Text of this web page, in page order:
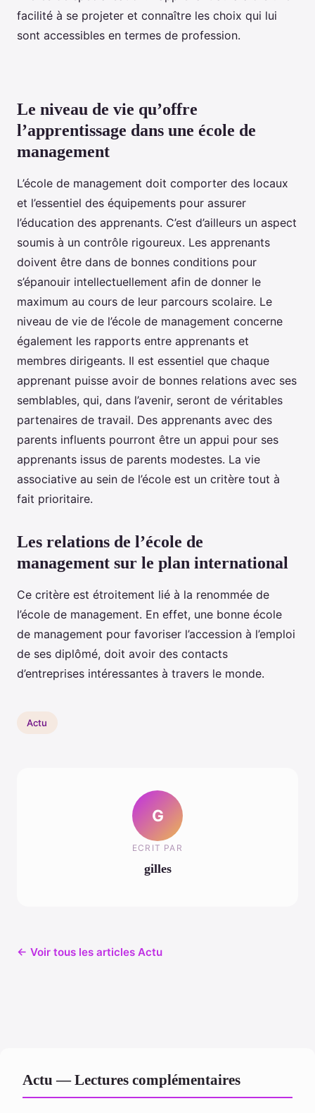
facilité à se projeter et connaître les choix qui lui
sont accessibles en termes de profession.
Le niveau de vie qu’offre
l’apprentissage dans une école de
management
L’école de management doit comporter des locaux
et l’essentiel des équipements pour assurer
l’éducation des apprenants. C’est d’ailleurs un aspect
soumis à un contrôle rigoureux. Les apprenants
doivent être dans de bonnes conditions pour
s’épanouir intellectuellement afin de donner le
maximum au cours de leur parcours scolaire. Le
niveau de vie de l’école de management concerne
également les rapports entre apprenants et
membres dirigeants. Il est essentiel que chaque
apprenant puisse avoir de bonnes relations avec ses
semblables, qui, dans l’avenir, seront de véritables
partenaires de travail. Des apprenants avec des
parents influents pourront être un appui pour ses
apprenants issus de parents modestes. La vie
associative au sein de l’école est un critère tout à
fait prioritaire.
Les relations de l’école de
management sur le plan international
Ce critère est étroitement lié à la renommée de
l’école de management. En effet, une bonne école
de management pour favoriser l’accession à l’emploi
de ses diplômé, doit avoir des contacts
d’entreprises intéressantes à travers le monde.
Actu
G
ECRIT PAR
gilles
← Voir tous les articles Actu
Actu — Lectures complémentaires